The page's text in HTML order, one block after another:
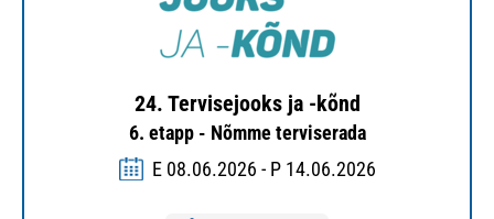
24. Tervisejooks ja -kõnd
6. etapp - Nõmme terviserada
E 08.06.2026 - P 14.06.2026